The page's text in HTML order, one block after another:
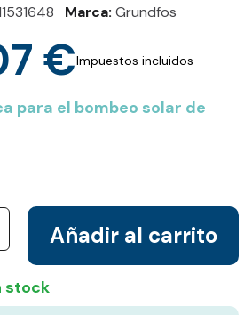
Marca Grundfos
€Impuestos incluidos
para el bombeo solar de
Añadir al carrito
stock